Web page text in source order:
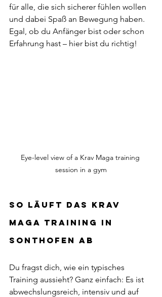
für alle, die sich sicherer fühlen wollen
und dabei Spaß an Bewegung haben.
Egal, ob du Anfänger bist oder schon
Erfahrung hast – hier bist du richtig!
Eye-level view of a Krav Maga training
session in a gym
So läuft das Krav
Maga Training in
Sonthofen ab
Du fragst dich, wie ein typisches
Training aussieht? Ganz einfach: Es ist
abwechslungsreich, intensiv und auf